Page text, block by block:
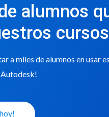
alumnos
a miles de alumnos en usar